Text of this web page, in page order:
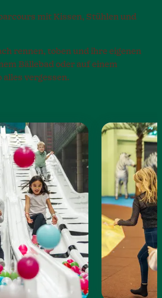
mit Kissen, Stühlen und
rennen, toben und ihre eigenen
Bällebad oder auf einem
vergessen.